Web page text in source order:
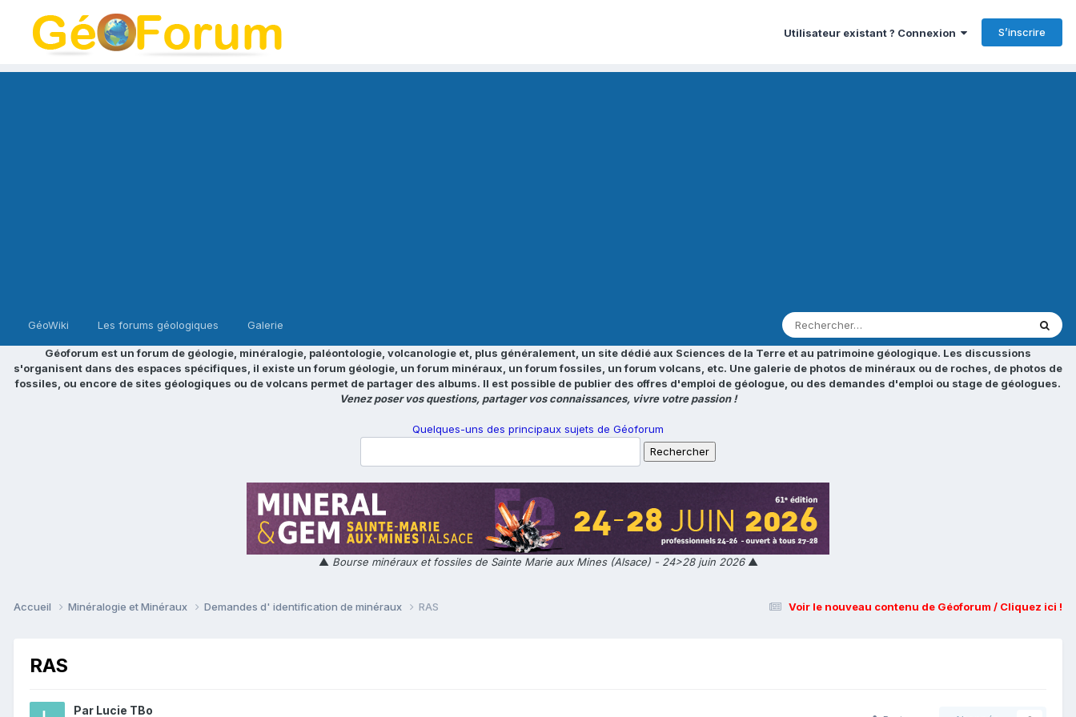
Utilisateur existant ? Connexion S’inscrire
GéoWiki Les forums géologiques Galerie
Géoforum est un forum de géologie, minéralogie, paléontologie, volcanologie et, plus généralement, un site dédié aux Sciences de la Terre et au patrimoine géologique. Les discussions
s'organisent dans des espaces spécifiques, il existe un forum géologie, un forum minéraux, un forum fossiles, un forum volcans, etc. Une galerie de photos de minéraux ou de roches, de photos de
fossiles, ou encore de sites géologiques ou de volcans permet de partager des albums. Il est possible de publier des offres d'emploi de géologue, ou des demandes d'emploi ou stage de géologues.
Venez poser vos questions, partager vos connaissances, vivre votre passion !
Quelques-uns des principaux sujets de Géoforum
▲ Bourse minéraux et fossiles de Sainte Marie aux Mines (Alsace) - 24>28 juin 2026▲
Voir le nouveau contenu de Géoforum / Cliquez ici !
Accueil Minéralogie et Minéraux Demandes d' identification de minéraux RAS
RAS
Par Lucie TBo